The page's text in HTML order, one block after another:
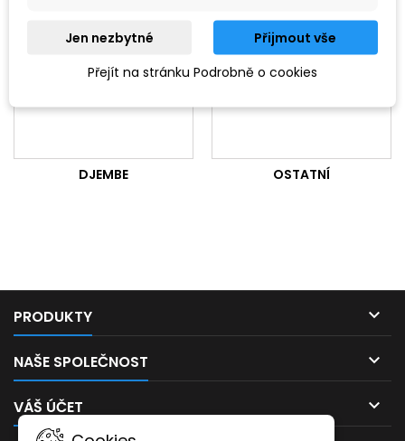
DJEMBE OSTATNÍ
PRODUKTY 
NAŠE SPOLEČNOST 
VÁŠ ÚČET 
Jen nezbytné
Přijmout vše
Přejít na stránku Podrobně o cookies